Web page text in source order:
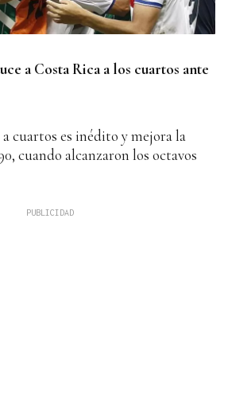
a Costa Rica a los cuartos ante
cuartos es inédito y mejora la
cuando alcanzaron los octavos